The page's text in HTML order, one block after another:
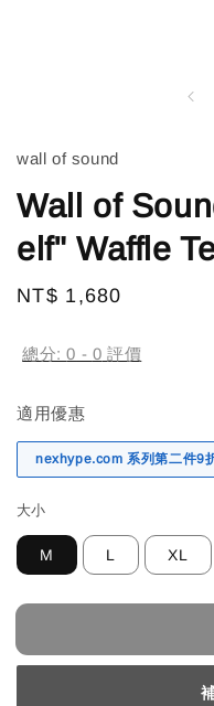
wall of sound
Wall of
elf" Waffle
Regular
NT$ 1,680
總分:0 - 0 評價
適用優惠
nexhype.com 系列第二件9
大小
M L XL